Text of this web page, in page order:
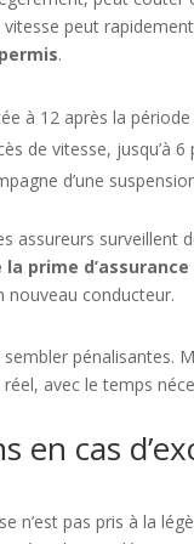
peut
.
à 12 après la
de vitesse, jusqu’à
d’une
assureurs
la prime d’assurance
nouveau conducteur.
pénalisantes.
réel, avec le temps
en cas
n’est pas pris à la